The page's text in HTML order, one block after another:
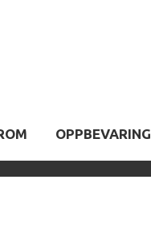
OPPBEVARING